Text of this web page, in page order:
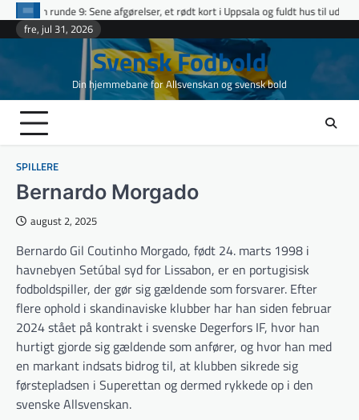
Skip afgørelser, et rødt kort i Uppsala og fuldt hus til udeholdene i topopgør
fre, jul 31, 2026
Svensk Fodbold
Din hjemmebane for Allsvenskan og svensk bold
SPILLERE
Bernardo Morgado
august 2, 2025
Bernardo Gil Coutinho Morgado, født 24. marts 1998 i
havnebyen Setúbal syd for Lissabon, er en portugisisk
fodboldspiller, der gør sig gældende som forsvarer. Efter
flere ophold i skandinaviske klubber har han siden februar
2024 stået på kontrakt i svenske Degerfors IF, hvor han
hurtigt gjorde sig gældende som anfører, og hvor han med
en markant indsats bidrog til, at klubben sikrede sig
førstepladsen i Superettan og dermed rykkede op i den
svenske Allsvenskan.